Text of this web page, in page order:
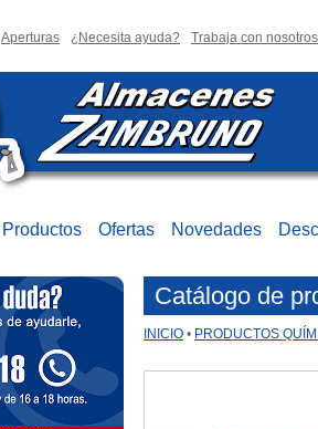
Trabaja con nosotros
¿Necesita ayuda?
Aperturas
Productos Ofertas Novedades
Catálogo de
INICIO • PRODUCTOS